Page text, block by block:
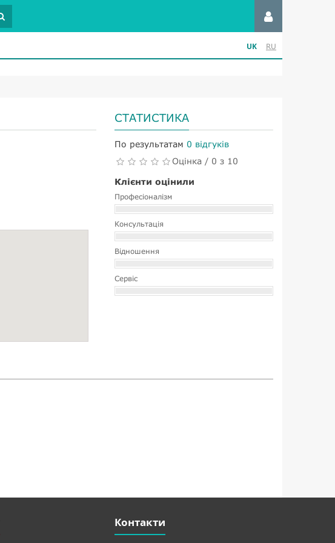
UK RU
СТАТИСТИКА
По результатам 0 відгуків
Оцінка / 0 з 10
Клієнти оцінили
Професіоналізм
Консультація
Відношення
Сервіс
Контакти